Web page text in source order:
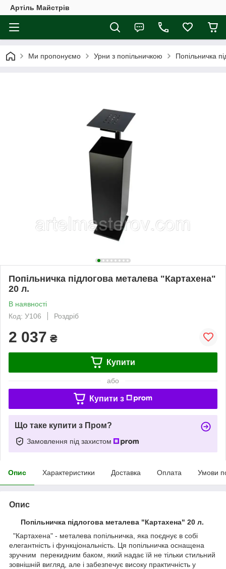
Артіль Майстрів
Ми пропонуємо Урни з попільничкою Попільничка
Попільничка підлогова металева "Картахена"
20 л.
В наявності
Код: У106
Роздріб
2 037 ₴
Купити
або
Купити з
Що таке купити з Пром?
Замовлення під захистом
Опис Характеристики Доставка Оплата Умови
Опис
Попільничка підлогова металева "Картахена" 20 л.
"Картахена" - металева попільничка, яка поєднує в собі
елегантність і функціональність. Ця попільничка оснащена
зручним перекидним баком, який надає їй не тільки стильний
зовнішній вигляд, але і забезпечує високу практичність у